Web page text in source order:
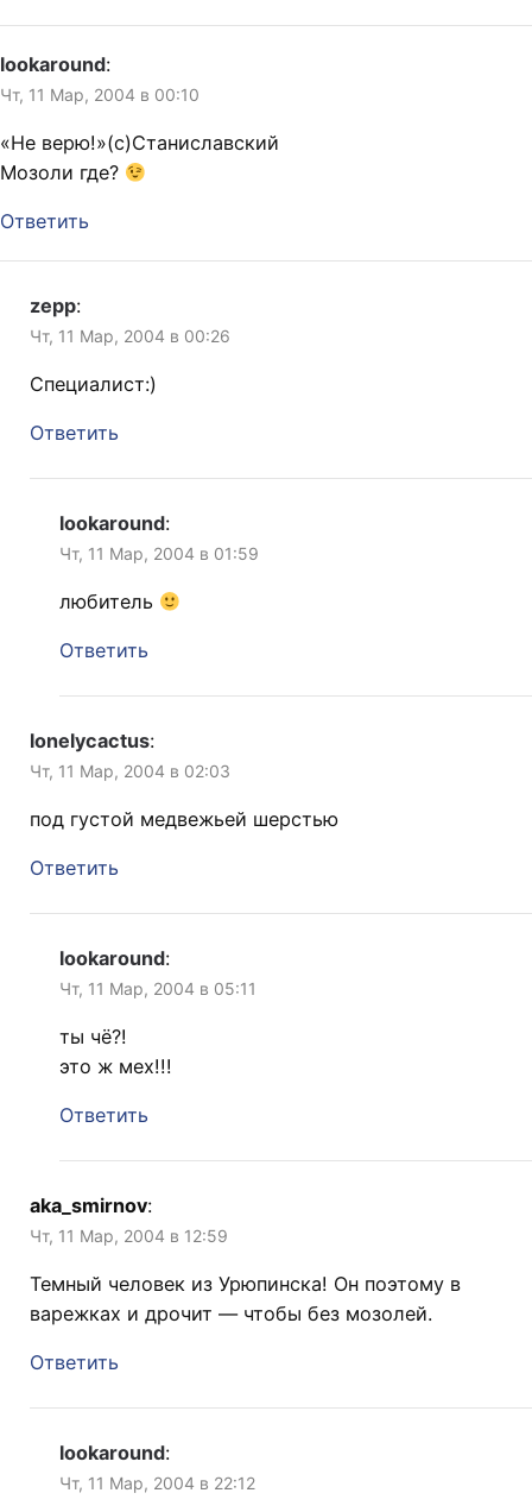
lookaround:
Чт, 11 Мар, 2004 в 00:10
«Не верю!»(с)Станиславский
Мозоли где?
Ответить
zepp:
Чт, 11 Мар, 2004 в 00:26
Специалист:)
Ответить
lookaround:
Чт, 11 Мар, 2004 в 01:59
любитель
Ответить
lonelycactus:
Чт, 11 Мар, 2004 в 02:03
под густой медвежьей шерстью
Ответить
lookaround:
Чт, 11 Мар, 2004 в 05:11
ты чё?!
это ж мех!!!
Ответить
aka_smirnov:
Чт, 11 Мар, 2004 в 12:59
Темный человек из Урюпинска! Он поэтому в
варежках и дрочит — чтобы без мозолей.
Ответить
lookaround:
Чт, 11 Мар, 2004 в 22:12